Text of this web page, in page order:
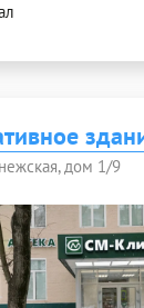
дом 1/9